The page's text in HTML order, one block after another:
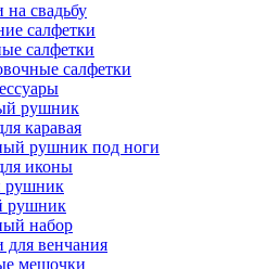
на свадьбу
салфетки
салфетки
салфетки
рушник
каравая
рушник под ноги
иконы
рушник
рушник
набор
для венчания
мешочки